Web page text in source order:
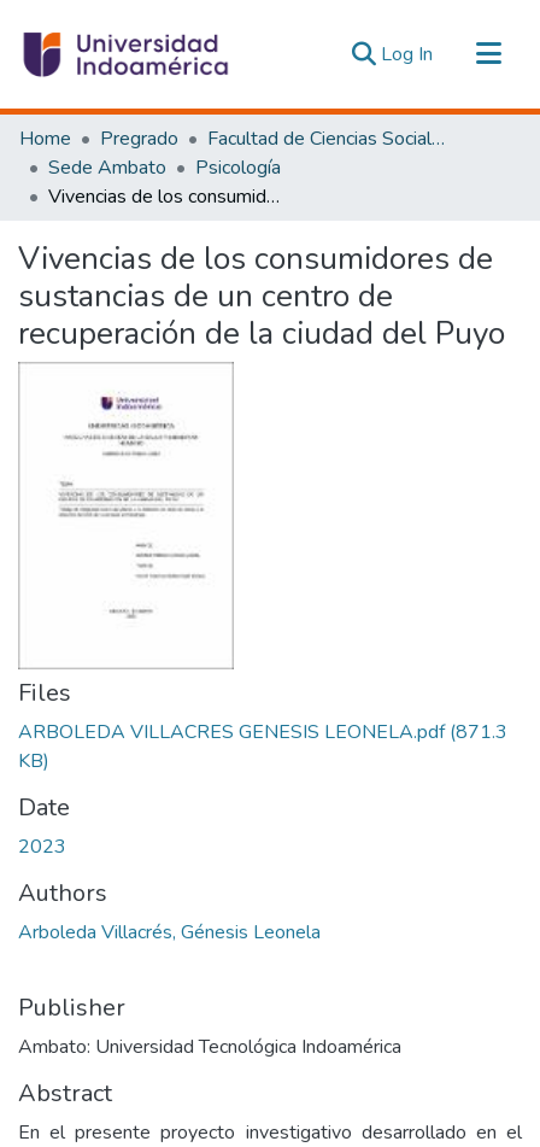
Log In (current)
Communities & Collections
All of DSpace
Statistics
Home Pregrado
Facultad de Ciencias Sociales y Humanas
Sede Ambato
Psicología
Vivencias de los consumidores de sustancias de un centro de recuperación de la ciudad del Puyo
Vivencias de los consumidores de
sustancias de un centro de
recuperación de la ciudad del Puyo
Files
ARBOLEDA VILLACRES GENESIS LEONELA.pdf(871.3
KB)
Date
2023
Authors
Arboleda Villacrés, Génesis Leonela
Publisher
Ambato: Universidad Tecnológica Indoamérica
Abstract
En el presente proyecto investigativo desarrollado en el